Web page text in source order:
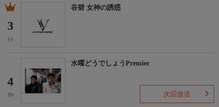
3
(-)
谷碧 女神の誘惑
4
(5)
水曜どうでしょうPremier
次回放送